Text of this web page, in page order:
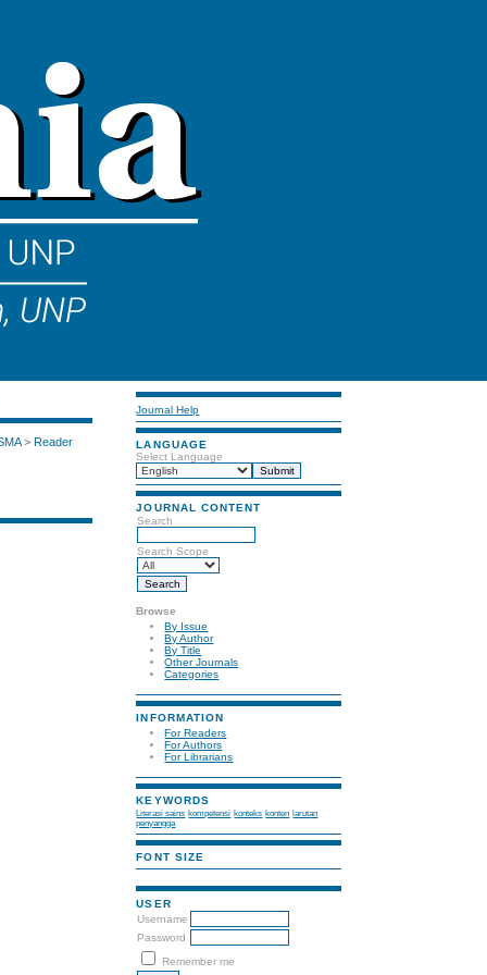
Journal Help
LANGUAGE
Select Language
JOURNAL CONTENT
Search
Search Scope
Browse
By Issue
By Author
By Title
Other Journals
Categories
INFORMATION
For Readers
For Authors
For Librarians
KEYWORDS
Literasi sains kompetensi konteks konten larutan
penyangga
FONT SIZE
USER
Username
Password
Remember me
>Reader